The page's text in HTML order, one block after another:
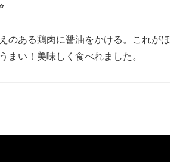
のある鶏肉に醤油をかける。これがほ
まい！美味しく食べれました。